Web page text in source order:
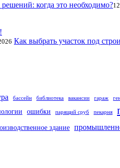
Как выбрать участок под
бассейн библиотека вакансии гараж
ошибки парящий сруб пекарня
здание